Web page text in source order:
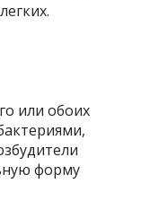
или обоих
форму